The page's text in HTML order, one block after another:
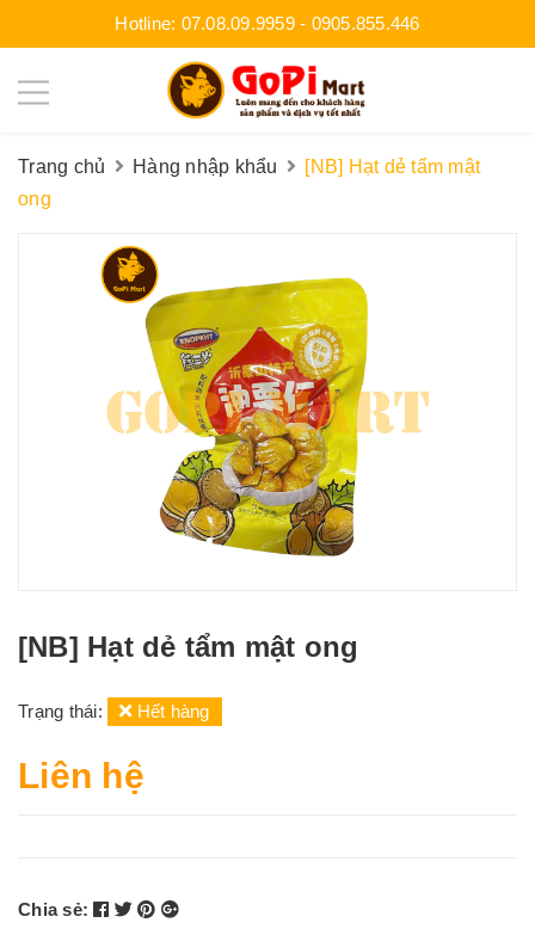
Hotline: 07.08.09.9959- 0905.855.446
Trang chủ Hàng nhập khẩu
[NB] Hạt dẻ tẩm mật
ong
[NB] Hạt dẻ tẩm mật ong
Trạng thái: Hết hàng
Liên hệ
Chia sẻ: